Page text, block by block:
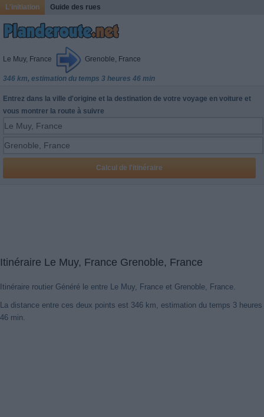
L'initiation Guide des rues
Le Muy, France Grenoble, France
346 km, estimation du temps 3 heures 46 min
Entrez dans la ville d'origine et la destination de votre voyage en voiture et
vous montrer la route à suivre
Itinéraire Le Muy, France Grenoble, France
Itinéraire routier Généré le entre Le Muy, France et Grenoble, France.
La distance entre ces deux points est 346 km, estimation du temps 3 heures
46 min.